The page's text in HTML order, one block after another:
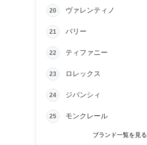
20 ヴァレンティノ
21 バリー
22 ティファニー
23 ロレックス
24 ジバンシィ
25 モンクレール
ブランド一覧を見る